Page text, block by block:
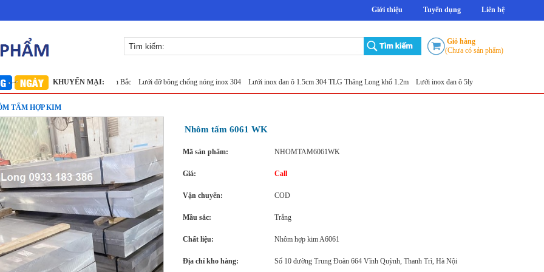
Giới thiệu Tuyển dụng Liên hệ
Giỏ hàng
(Chưa có sản phẩm)
KHUYẾN MẠI:
inox 304 Lưới inox Miền Bắc Lưới đỡ bông chống nóng inox 304 Lưới inox đan ô 1.5cm 304 TLG Thăng Long khổ 1.2m Lưới inox đan ô 5ly Lưới đục lỗ tròn
TẤM HỢP KIM
Nhôm tấm 6061 WK
Mã sản phẩm: NHOMTAM6061WK
Giá: Call
Vận chuyển: COD
Mầu sắc: Trắng
Chất liệu: Nhôm hợp kim A6061
Địa chỉ kho hàng: Số 10 đường Trung Đoàn 664 Vĩnh Quỳnh, Thanh Trì, Hà Nội